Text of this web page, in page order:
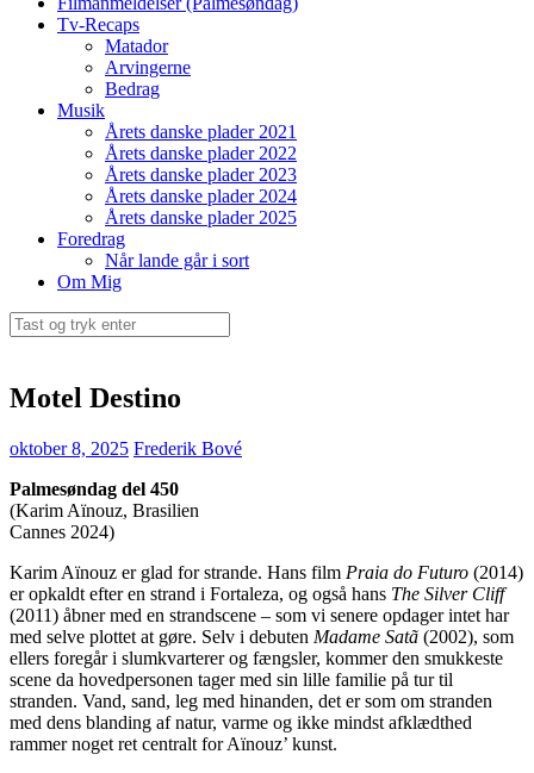
Tv-Recaps
Matador
Arvingerne
Bedrag
Musik
Årets danske plader 2021
Årets danske plader 2022
Årets danske plader 2023
Årets danske plader 2024
Årets danske plader 2025
Foredrag
Når lande går i sort
Om Mig
Søg
efter:
Motel Destino
oktober 8, 2025 Frederik Bové
Palmesøndag del 450
(Karim Aïnouz, Brasilien
Cannes 2024)
Karim Aïnouz er glad for strande. Hans film Praia do Futuro (2014)
er opkaldt efter en strand i Fortaleza, og også hans The Silver Cliff
(2011) åbner med en strandscene – som vi senere opdager intet har
med selve plottet at gøre. Selv i debuten Madame Satã (2002), som
ellers foregår i slumkvarterer og fængsler, kommer den smukkeste
scene da hovedpersonen tager med sin lille familie på tur til
stranden. Vand, sand, leg med hinanden, det er som om stranden
med dens blanding af natur, varme og ikke mindst afklædthed
rammer noget ret centralt for Aïnouz’ kunst.